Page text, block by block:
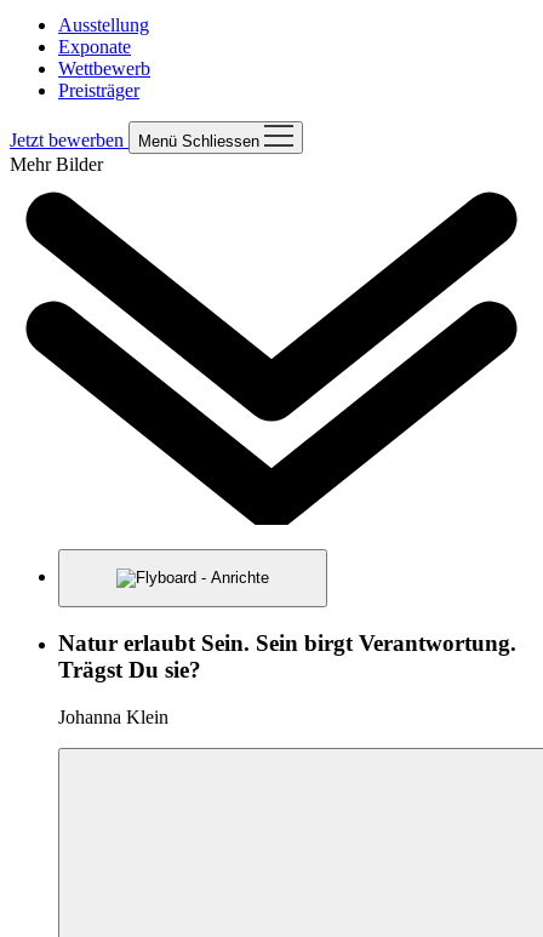
Ausstellung
Exponate
Wettbewerb
Preisträger
Jetzt bewerben Menü Schliessen
Mehr Bilder
Natur erlaubt Sein. Sein birgt Verantwortung.
Trägst Du sie?
Johanna Klein